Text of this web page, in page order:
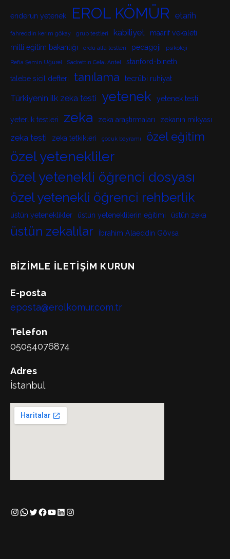
enderun yetenek EROL KÖMÜR etarih
fahreddin kerim gökay grup testleri kabiliyet
maarif vekaleti
milli eğitim bakanlığı
ordu alfa testleri pedagoji psikoloji
Refia Şemin Uğurel Sadrettin Celal Antel stanford-bineth
talebe sicil defteri tanılama tecrübi ruhiyat
Türkiyenin ilk zeka testi yetenek yetenek testi
yeterlik testleri zeka zeka araştırmaları zekanın mikyası
zeka testi zeka tetkikleri çocuk bayramı özel eğitim
özel yetenekliler
özel yetenekli öğrenci dosyası
özel yetenekli öğrenci rehberlik
üstün yeteneklikler üstün yeteneklilerin eğitimi üstün zeka
üstün zekalılar İbrahim Alaeddin Gövsa
BIZIMLE İLETIŞIM KURUN
E-posta
eposta@erolkomur.com.tr
Telefon
05054076874
Adres
İstanbul
Instagram
WhatsApp
Twitter
Facebook
YouTube
LinkedIn
Instagram